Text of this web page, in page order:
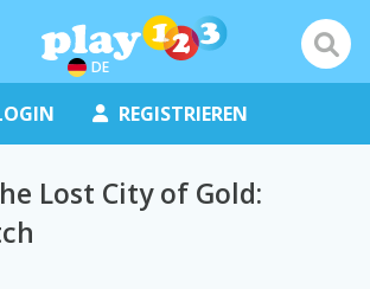
DE
REGISTRIEREN
Lost City of Gold: